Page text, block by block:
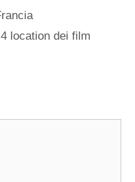
location dei film